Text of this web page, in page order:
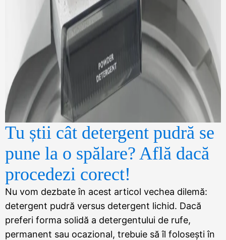
Tu știi cât detergent pudră se
pune la o spălare? Află dacă
procedezi corect!
Nu vom dezbate în acest articol vechea dilemă:
detergent pudră versus detergent lichid. Dacă
preferi forma solidă a detergentului de rufe,
permanent sau ocazional, trebuie să îl folosești în